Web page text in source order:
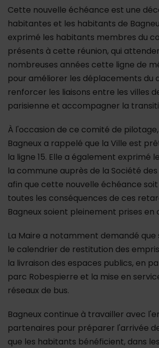
Cette nouvelle échéance est une
habitantes et les habitants de
exprimé les habitants membres du
présents à cette réunion, qui
nombreuses années cette ligne de
pour améliorer les déplacements du
renforcer les liaisons entre les villes
parisienne et accompagner la
À l'occasion de ce comité de
Bagneux a rappelé que la Ville est
la ligne 15. Elle a également exprimé
la commune auprès de la Société
afin que cette nouvelle échéance
toutes les conséquences de ces
Bagneux soient pleinement prises en
La Maire a notamment demandé
le calendrier de restitution des
la livraison des espaces publics, en
parc Robespierre et la mise en
réseaux de bus.
Bagneux continue à travailler avec
partenaires pour préparer l'arrivée
que les habitants bénéficient, dans